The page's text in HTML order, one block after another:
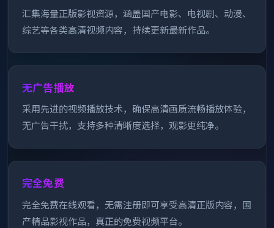
汇集海量正版影视资源，涵盖国产电影、电视剧、动漫、
综艺等各类高清视频内容，持续更新最新作品。
无广告播放
采用先进的视频播放技术，确保高清画质流畅播放体验，
无广告干扰，支持多种清晰度选择，观影更纯净。
完全免费
完全免费在线观看，无需注册即可享受高清正版内容，国
产精品影视作品，真正的免费视频平台。